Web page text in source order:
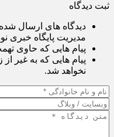
ثبت دیدگاه
دیدگاه های ارسال
مدیریت پایگاه خبری
پیام هایی که حاوی
پیام هایی که به غیر
نخواهد شد.